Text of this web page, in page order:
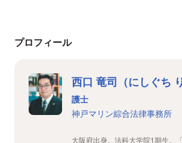
プロフィール
西口 竜司（にしぐち
護士
神戸マリン綜合法律事務所
大阪府出身。法科大学院1期生。